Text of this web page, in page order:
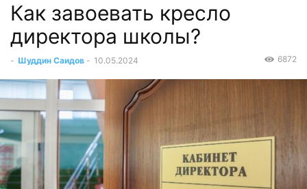
Как завоевать кресло
директора школы?
- Шуддин Саидов - 10.05.2024 6872